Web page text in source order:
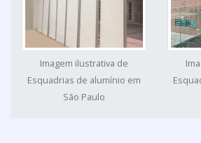
Imagem ilustrativa de
Esquadrias de alumínio em
São Paulo